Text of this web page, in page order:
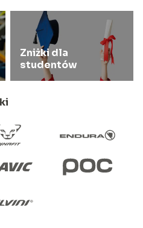
Zniżki dla
studentów